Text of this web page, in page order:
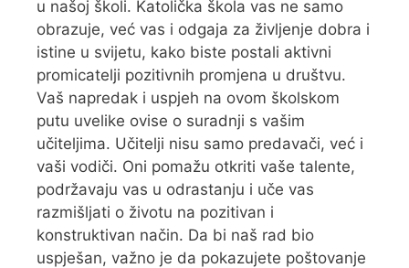
u našoj školi. Katolička škola vas ne samo
obrazuje, već vas i odgaja za življenje dobra i
istine u svijetu, kako biste postali aktivni
promicatelji pozitivnih promjena u društvu.
Vaš napredak i uspjeh na ovom školskom
putu uvelike ovise o suradnji s vašim
učiteljima. Učitelji nisu samo predavači, već i
vaši vodiči. Oni pomažu otkriti vaše talente,
podržavaju vas u odrastanju i uče vas
razmišljati o životu na pozitivan i
konstruktivan način. Da bi naš rad bio
uspješan, važno je da pokazujete poštovanje